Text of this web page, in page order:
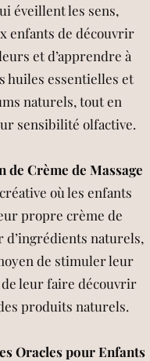
éveillent les sens,
enfants de découvrir
et d’apprendre à
huiles essentielles et
naturels, tout en
sensibilité olfactive.
Crème de Massage
où les enfants
propre crème de
d’ingrédients naturels,
de stimuler leur
leur faire découvrir
produits naturels.
Oracles pour Enfants